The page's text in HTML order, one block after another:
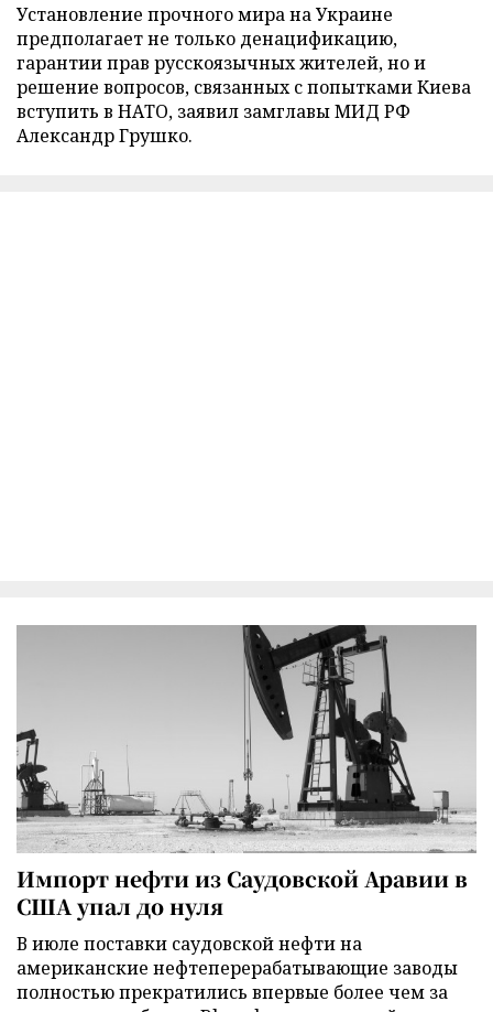
Установление прочного мира на Украине
предполагает не только денацификацию,
гарантии прав русскоязычных жителей, но и
решение вопросов, связанных с попытками Киева
вступить в НАТО, заявил замглавы МИД РФ
Александр Грушко.
Импорт нефти из Саудовской Аравии в
США упал до нуля
В июле поставки саудовской нефти на
американские нефтеперерабатывающие заводы
полностью прекратились впервые более чем за